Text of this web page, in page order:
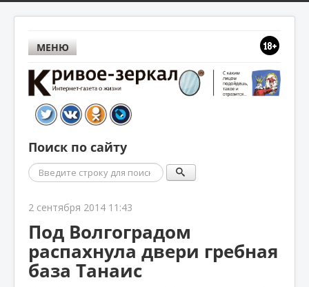
МЕНЮ
Поиск по сайту
Поиск
2 сентября 2014 11:43
Под Волгоградом
распахнула двери гребная
база Танаис